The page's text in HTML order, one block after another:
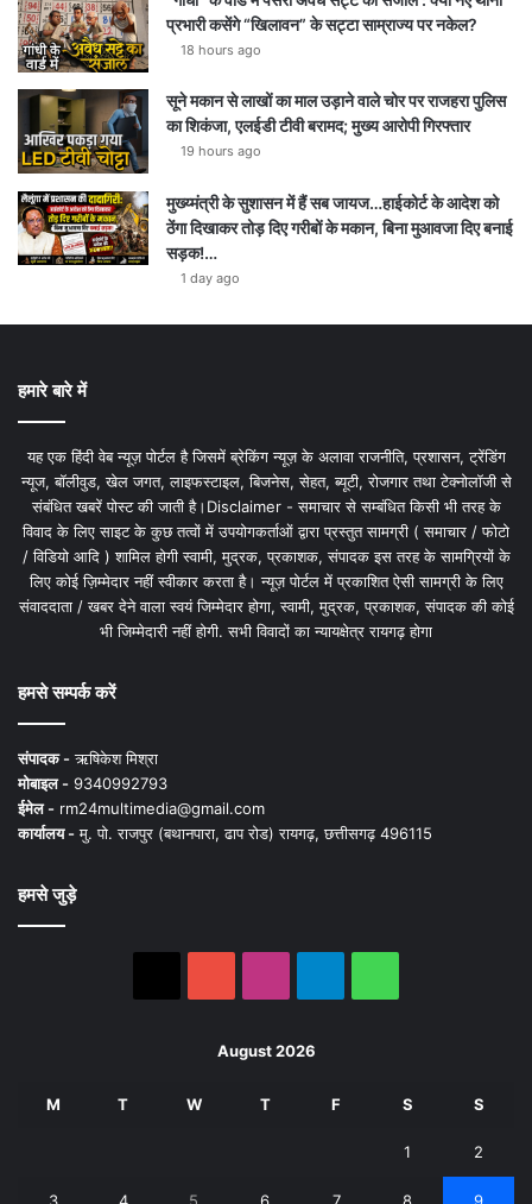
प्रभारी कसेंगे “खिलावन” के सट्टा साम्राज्य पर नकेल?
18 hours ago
सूने मकान से लाखों का माल उड़ाने वाले चोर पर राजहरा पुलिस
का शिकंजा, एलईडी टीवी बरामद; मुख्य आरोपी गिरफ्तार
19 hours ago
मुख्य्मंत्री के सुशासन में हैं सब जायज…हाईकोर्ट के आदेश को
ठेंगा दिखाकर तोड़ दिए गरीबों के मकान, बिना मुआवजा दिए बनाई
सड़क!…
1 day ago
हमारे बारे में
यह एक हिंदी वेब न्यूज़ पोर्टल है जिसमें ब्रेकिंग न्यूज़ के अलावा राजनीति, प्रशासन, ट्रेंडिंग
न्यूज, बॉलीवुड, खेल जगत, लाइफस्टाइल, बिजनेस, सेहत, ब्यूटी, रोजगार तथा टेक्नोलॉजी से
संबंधित खबरें पोस्ट की जाती है।Disclaimer - समाचार से सम्बंधित किसी भी तरह के
विवाद के लिए साइट के कुछ तत्वों में उपयोगकर्ताओं द्वारा प्रस्तुत सामग्री ( समाचार / फोटो
/ विडियो आदि ) शामिल होगी स्वामी, मुद्रक, प्रकाशक, संपादक इस तरह के सामग्रियों के
लिए कोई ज़िम्मेदार नहीं स्वीकार करता है। न्यूज़ पोर्टल में प्रकाशित ऐसी सामग्री के लिए
संवाददाता / खबर देने वाला स्वयं जिम्मेदार होगा, स्वामी, मुद्रक, प्रकाशक, संपादक की कोई
भी जिम्मेदारी नहीं होगी. सभी विवादों का न्यायक्षेत्र रायगढ़ होगा
हमसे सम्पर्क करें
संपादक -ऋषिकेश मिश्रा
मोबाइल - 9340992793
ईमेल - rm24multimedia@gmail.com
कार्यालय -मु. पो. राजपुर (बथानपारा, ढाप रोड) रायगढ़, छत्तीसगढ़ 496115
हमसे जुड़े
August 2026
M T W T F S S
1 2